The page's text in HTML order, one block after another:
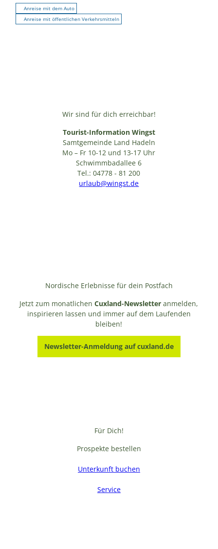
Anreise mit dem Auto
Anreise mit öffentlichen Verkehrsmitteln
Wir sind für dich erreichbar!
Tourist-Information Wingst
Samtgemeinde Land Hadeln
Mo – Fr 10-12 und 13-17 Uhr
Schwimmbadallee 6
Tel.: 04778 - 81 200
urlaub@wingst.de
Nordische Erlebnisse für dein Postfach
Jetzt zum monatlichenCuxland-Newsletter anmelden,
inspirieren lassen und immer auf dem Laufenden
bleiben!
Newsletter-Anmeldung auf cuxland.de
Für Dich!
Prospekte bestellen
Unterkunft buchen
Service